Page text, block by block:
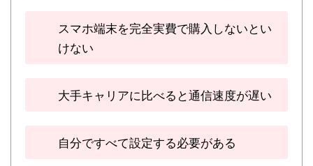
スマホ端末を完全実費で購入しないとい
けない
大手キャリアに比べると通信速度が遅い
自分ですべて設定する必要がある